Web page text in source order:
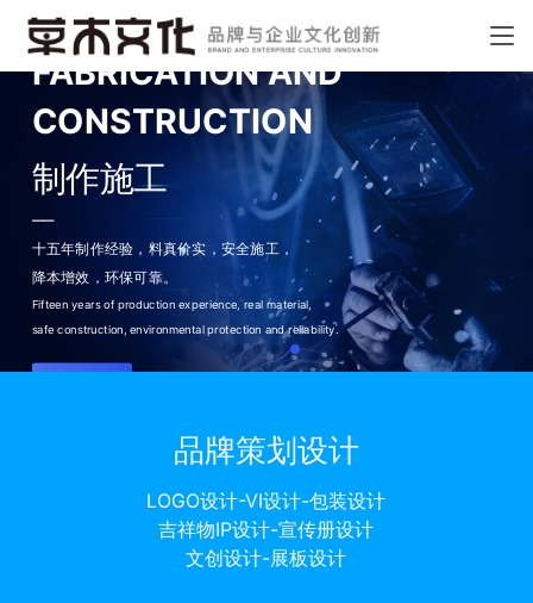
FABRICATION AND
CONSTRUCTION
制作施工
——
十五年制作经验，料真价实， 安全施工，
降本增效，环保可靠。
Fifteen years of production experience, real material,
safe construction, environmental protection and reliability.
品牌策划设计
LOGO设计-VI设计-包装设计
吉祥物IP设计-宣传册设计
文创设计-展板设计